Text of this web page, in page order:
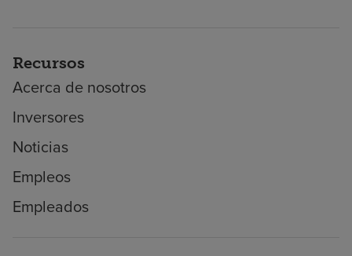
Recursos
Acerca de nosotros
Inversores
Noticias
Empleos
Empleados